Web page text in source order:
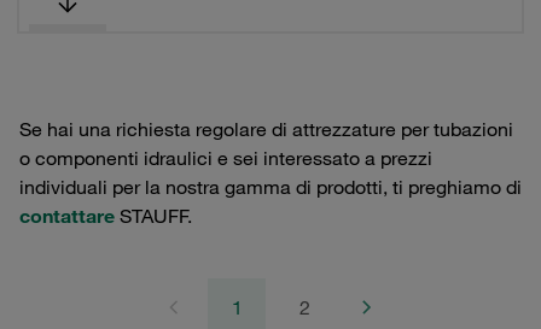
Se hai una richiesta regolare di attrezzature per tubazioni
o componenti idraulici e sei interessato a prezzi
individuali per la nostra gamma di prodotti, ti preghiamo di
contattare STAUFF.
1 2